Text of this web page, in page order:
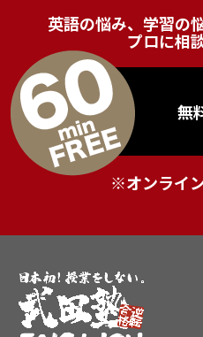
英語の悩み、学習の
プロに相
無
※オンライ